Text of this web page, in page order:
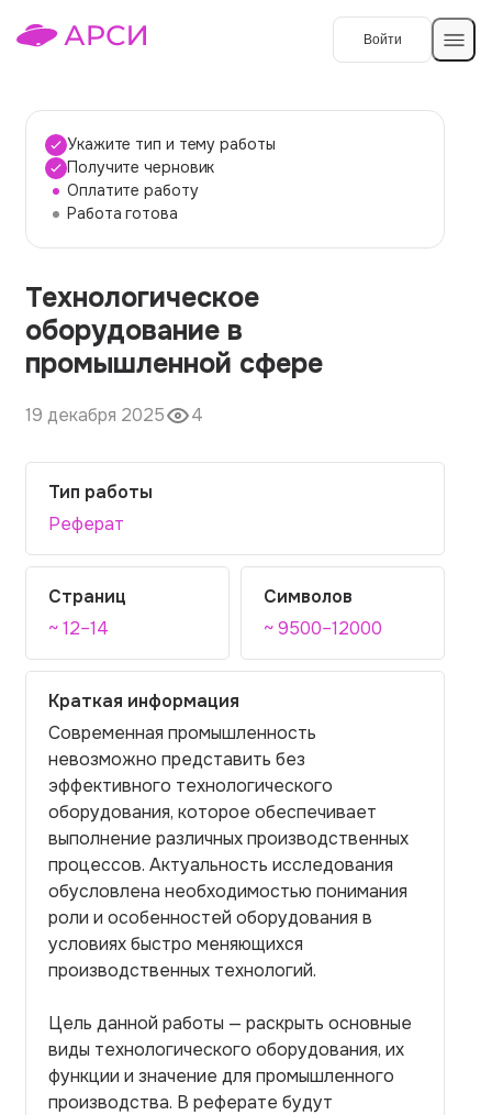
Войти
Темы работ
О сервисе
О компании
Наши гарантии
Вопросы и ответы
Контакты
Укажите тип и тему работы
Получите черновик
Оплатите работу
Работа готова
Технологическое
оборудование в
промышленной сфере
19 декабря 2025 4
Тип работы
Реферат
Страниц
~ 12–14
Символов
~ 9500–12000
Краткая информация
Современная промышленность
невозможно представить без
эффективного технологического
оборудования, которое обеспечивает
выполнение различных производственных
процессов. Актуальность исследования
обусловлена необходимостью понимания
роли и особенностей оборудования в
условиях быстро меняющихся
производственных технологий.
Цель данной работы — раскрыть основные
виды технологического оборудования, их
функции и значение для промышленного
производства. В реферате будут